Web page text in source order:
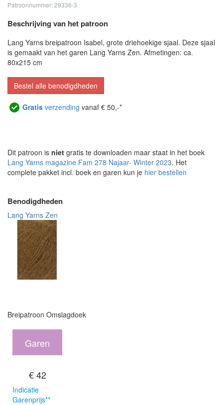
Patroonnummer: 29336-3
Beschrijving van het patroon
Lang Yarns breipatroon Isabel, grote driehoekige sjaal. Deze sjaal
is gemaakt van het garen Lang Yarns Zen. Afmetingen: ca.
80x215 cm
Bestel alle benodigdheden
Gratis verzending vanaf € 50,-*
Dit patroon is niet gratis te downloaden maar staat in het boek
Lang Yarns magazine Fam 278 Najaar- Winter 2023. Het
complete pakket incl. boek en garen kun je hier bestellen
Benodigdheden
Lang Yarns Zen
Breipatroon Omslagdoek
Garen
€ 42
Indicatie
Garenprijs**